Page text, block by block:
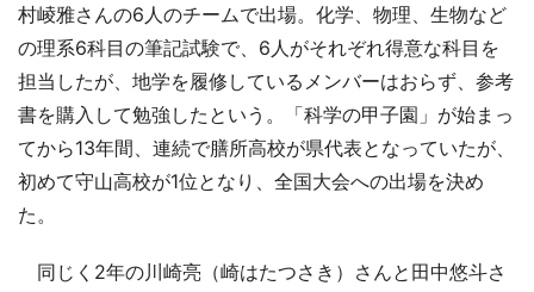
村崚雅さんの6人のチームで出場。化学、物理、生物など
の理系6科目の筆記試験で、6人がそれぞれ得意な科目を
担当したが、地学を履修しているメンバーはおらず、参考
書を購入して勉強したという。「科学の甲子園」が始まっ
てから13年間、連続で膳所高校が県代表となっていたが、
初めて守山高校が1位となり、全国大会への出場を決め
た。
同じく2年の川崎亮（崎はたつさき）さんと田中悠斗さ